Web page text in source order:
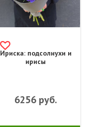
Ириска: подсолнухи и
ирисы
6256руб.